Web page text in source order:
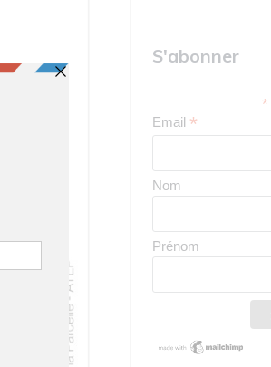
S'abonner
*
Email *
Nom
Prénom